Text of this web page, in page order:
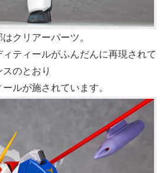
クリアーパーツ。
ィティールがふんだんに再現されて
のとおり
ルが施されています。